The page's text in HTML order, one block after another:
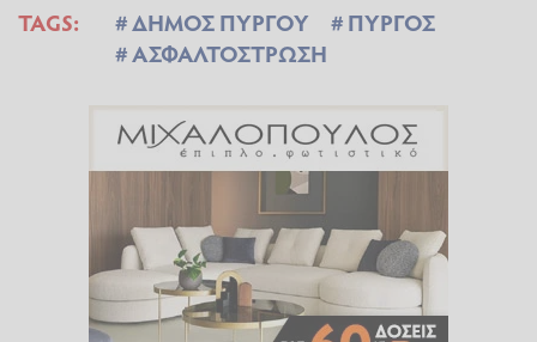
TAGS: ΔΗΜΟΣ ΠΥΡΓΟΥ
ΠΥΡΓΟΣ
ΑΣΦΑΛΤΟΣΤΡΩΣΗ